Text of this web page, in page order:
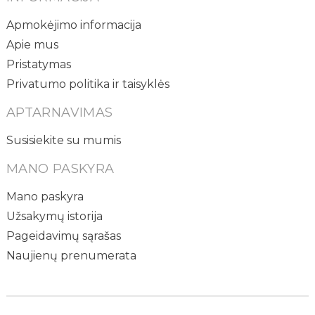
Apmokėjimo informacija
Apie mus
Pristatymas
Privatumo politika ir taisyklės
APTARNAVIMAS
Susisiekite su mumis
MANO PASKYRA
Mano paskyra
Užsakymų istorija
Pageidavimų sąrašas
Naujienų prenumerata